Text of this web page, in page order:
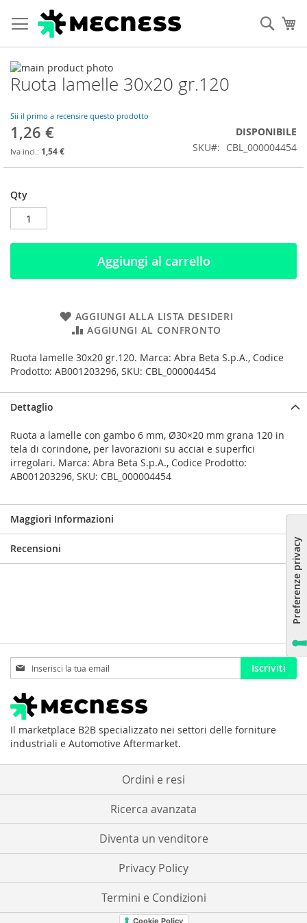
Cerca
Vai
alla
fine
galleria
di
immagini
Vai
all'inizio
galleria
di
immagini
Ruota lamelle 30x20 gr.120
Sii il primo a recensire questo prodotto
1,26 €
1,54 €
DISPONIBILE
SKU
CBL_000004454
Qty
Aggiungi al carrello
AGGIUNGI ALLA LISTA DESIDERI
AGGIUNGI AL CONFRONTO
Ruota lamelle 30x20 gr.120. Marca: Abra Beta S.p.A., Codice
Prodotto: AB001203296, SKU: CBL_000004454
Dettaglio
Ruota a lamelle con gambo 6 mm, Ø30×20 mm grana 120 in
tela di corindone, per lavorazioni su acciai e superfici
irregolari. Marca: Abra Beta S.p.A., Codice Prodotto:
AB001203296, SKU: CBL_000004454
Maggiori Informazioni
Recensioni
Iscriviti
alla
nostra
Newsletter:
Iscriviti
Il marketplace B2B specializzato nei settori delle forniture
industriali e Automotive Aftermarket.
Ordini e resi
Ricerca avanzata
Diventa un venditore
Privacy Policy
Termini e Condizioni